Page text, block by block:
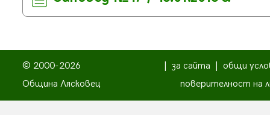
© 2000-2026
Община Лясковец
за сайта
общи
поверителност на